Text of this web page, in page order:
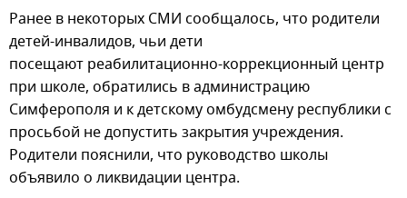
Ранее в некоторых СМИ сообщалось, что родители
детей-инвалидов, чьи дети
посещают реабилитационно-коррекционный центр
при школе, обратились в администрацию
Симферополя и к детскому омбудсмену республики с
просьбой не допустить закрытия учреждения.
Родители пояснили, что руководство школы
объявило о ликвидации центра.